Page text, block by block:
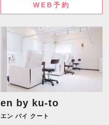
WEB予約
en by ku-to
エン バイ クート